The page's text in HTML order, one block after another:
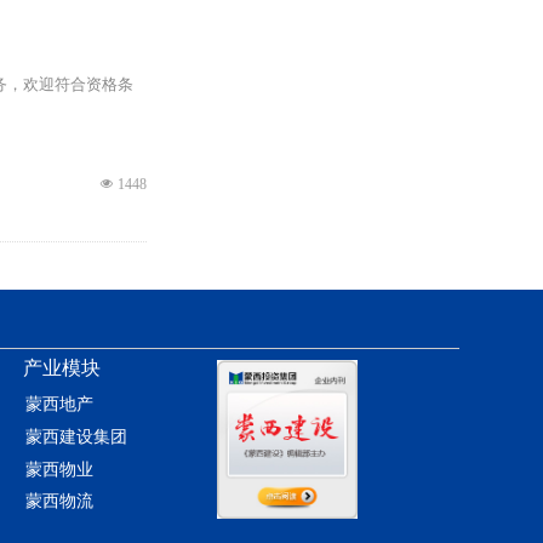
，欢迎符合资格条
넶 1448
专业从事电梯维
法规和规章的规
议；
넶 1474
蒙西地产
蒙西建设集团
蒙西物业
蒙西物流
产业模块